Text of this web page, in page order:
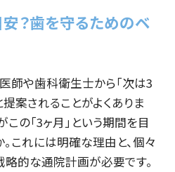
？歯を守るためのベ
師や歯科衛生士から「次は3
案されることがよくありま
の「3ヶ月」という期間を目
これには明確な理由と、個々
的な通院計画が必要です。